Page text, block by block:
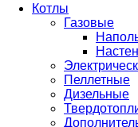
Котлы
Газовые
Пеллетные
Дизельные